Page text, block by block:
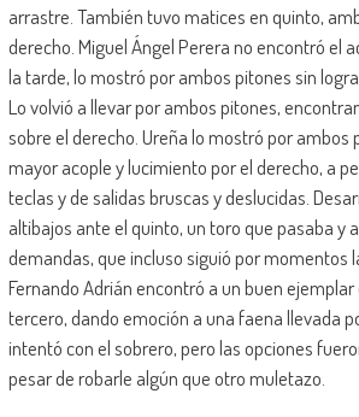
arrastre. También tuvo matices en quinto,
derecho. Miguel Ángel Perera no encontró el
la tarde, lo mostró por ambos pitones sin
Lo volvió a llevar por ambos pitones,
sobre el derecho. Ureña lo mostró por ambos
mayor acople y lucimiento por el derecho, a
teclas y de salidas bruscas y deslucidas.
altibajos ante el quinto, un toro que pasaba y
demandas, que incluso siguió por momentos
Fernando Adrián encontró a un buen ejemplar
tercero, dando emoción a una faena llevada
intentó con el sobrero, pero las opciones
pesar de robarle algún que otro muletazo.